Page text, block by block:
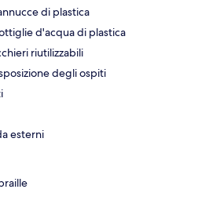
di plastica
d'acqua di plastica
riutilizzabili
degli ospiti
esterni